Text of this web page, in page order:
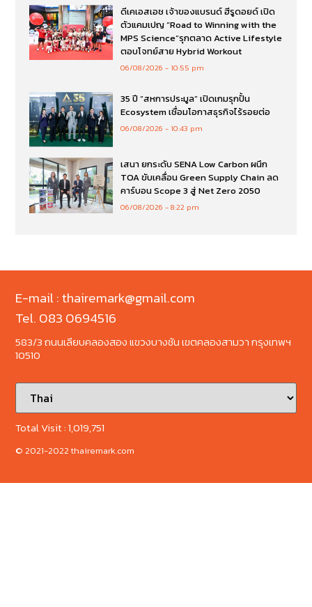
ดีเคเอสเอช เจ้าของแบรนด์ ฮีรูดอยด์ เปิด
ตัวแคมเปญ “Road to Winning with the
MPS Science”รุกตลาด Active Lifestyle
ตอบโจทย์สาย Hybrid Workout
06/08/2026 10:55 pm
35 ปี “สหการประมูล” เปิดเกมรุกปั้น
Ecosystem เชื่อมโอกาสธุรกิจไร้รอยต่อ
06/08/2026 10:43 pm
เสนา ยกระดับ SENA Low Carbon ผนึก
TOA ขับเคลื่อน Green Supply Chain ลด
คาร์บอน Scope 3 สู่ Net Zero 2050
06/08/2026 8:22 pm
E-mail : thairemark@gmail.com
Tel. 083 0694516
583/3 ถนนเลียบคลองสอง แขวงบางชัน เขตคลองสามวา กรุงเทพฯ
10510
Total Visit :1,019,751
© 2021-2022 thairemark.com